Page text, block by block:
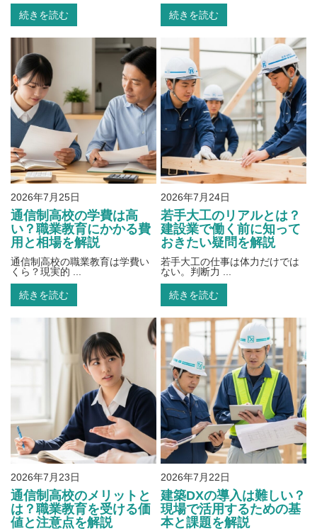
続きを読む 続きを読む
2026年7月25日
通信制高校の学費は高
い？職業教育にかかる費
用と相場を解説
通信制高校の職業教育は学費い
くら？現実的 ...
続きを読む
2026年7月24日
若手大工のリアルとは？
建設業で働く前に知って
おきたい疑問を解説
若手大工の仕事は体力だけでは
ない。判断力 ...
続きを読む
2026年7月23日
通信制高校のメリットと
は？職業教育を受ける価
値と注意点を解説
2026年7月22日
建築DXの導入は難しい？
現場で活用するための基
本と課題を解説